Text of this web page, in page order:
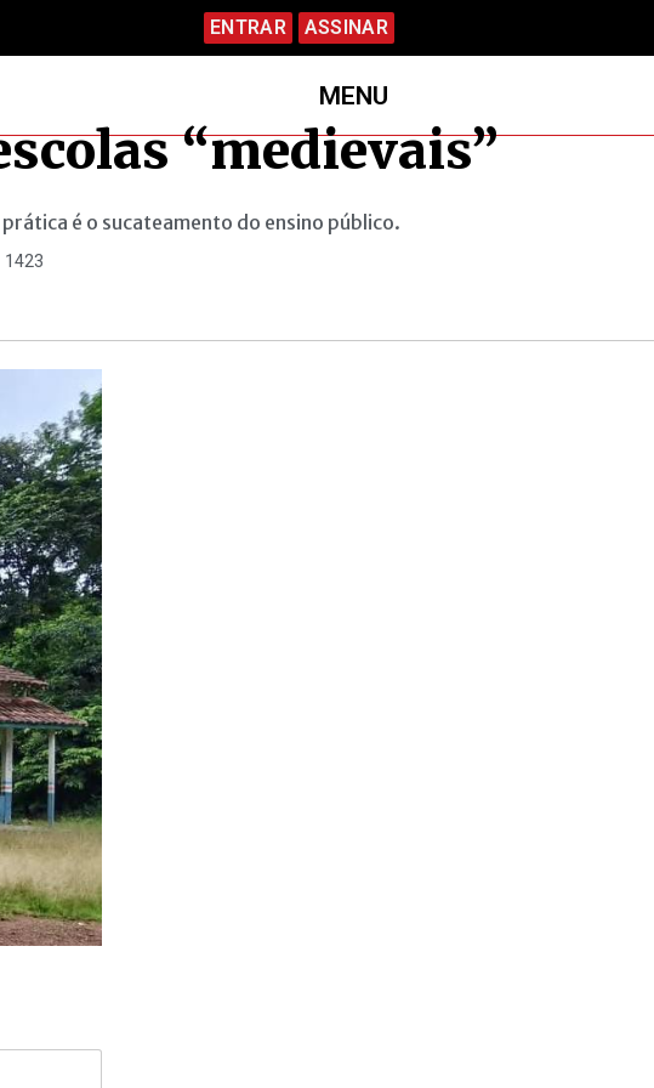
ENTRAR ASSINAR
MENU
“medievais”
é o sucateamento do ensino público.
1423